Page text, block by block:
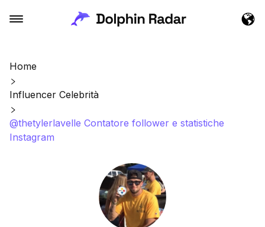
Home
Influencer Celebrità
@thetylerlavelle Contatore follower e statistiche
Instagram